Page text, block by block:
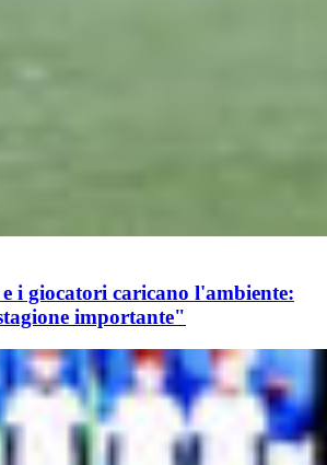
i giocatori caricano l'ambiente:
importante"